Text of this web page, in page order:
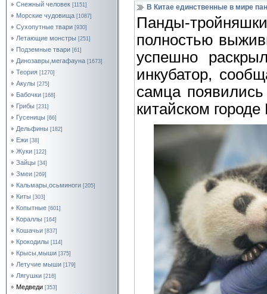
Снежный человек [1151]
Морские чудовища [1087]
Сухопутные твари [930]
Летающие монстры [251]
Подземные твари [61]
Динозавры,мегафауна [1673]
Теория [1270]
Акулы [275]
Бабочки [168]
Грибы [231]
Гусеницы [66]
Дельфины [182]
Ежи [38]
Жуки [122]
Зайцы [34]
Змеи [269]
Кальмары,осьминоги [205]
Киты [303]
Копытные [601]
Кораллы [164]
Кошачьи [837]
Крокодилы [114]
Крысы,мыши [375]
Летучие мыши [179]
Лягушки [216]
Медведи [353]
В Китае единственные в мире
Панды-
полностью
успешно
инкубатор,
самца
китайском